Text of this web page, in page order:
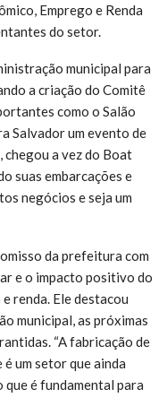
Emprego e Renda
do setor.
municipal para
a criação do Comitê
como o Salão
Salvador um evento de
chegou a vez do Boat
suas embarcações e
negócios e seja um
da prefeitura com
e o impacto positivo do
renda. Ele destacou
municipal, as próximas
“A fabricação de
um setor que ainda
que é fundamental para